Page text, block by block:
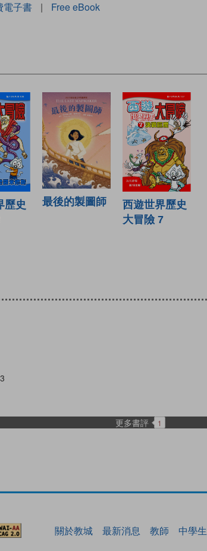
電子書 | Free eBook
歷史
最後的製圖師
西遊世界歷史
大冒險 7
更多書評 1
關於教城 最新消息 教師 中學生